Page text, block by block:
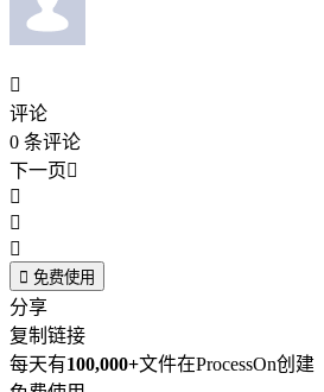

评论
0 条评论
下一页



 免费使用
分享
复制链接
每天有100,000+文件在ProcessOn创建